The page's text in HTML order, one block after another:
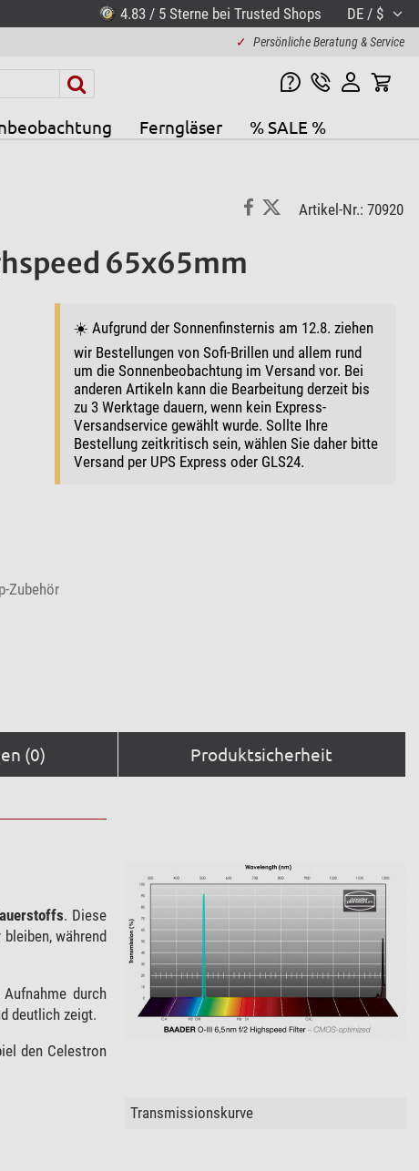
4.83 / 5 Sterne bei Trusted Shops DE / $
✓ Persönliche Beratung & Service
Ferngläser % SALE %
Artikel-Nr.: 70920
65x65mm
☀️ Aufgrund der Sonnenfinsternis am 12.8. ziehen
wir Bestellungen von Sofi-Brillen und allem rund
um die Sonnenbeobachtung im Versand vor. Bei
anderen Artikeln kann die Bearbeitung derzeit bis
zu 3 Werktage dauern, wenn kein Express-
Versandservice gewählt wurde. Sollte Ihre
Bestellung zeitkritisch sein, wählen Sie daher bitte
Versand per UPS Express oder GLS24.
Zubehör
(0) Produktsicherheit
. Diese
während
durch
deutlich zeigt.
den Celestron
Transmissionskurve